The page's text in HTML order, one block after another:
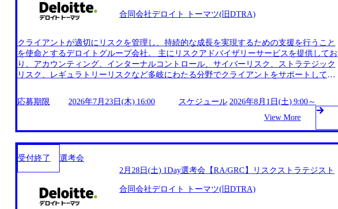
合同会社デロイト トーマツ(旧DTRA)
クライアントが適切にリスクを管理し、持続的な成長を実現するための支援を行うこと
を使命とするデロイトグループ会社。 主にリスクアドバイザリーサービスを提供してお
り、アカウンティング、インターナルコントロール、サイバーリスク、ストラテジック
リスク、レギュラトリーリスクなど多岐にわたる分野でクライアントをサポートしてい
8月1日(土) 9:00～19:00 2026年7月23日(木) 16:00 ※9:00～19:00の間で、1回につき1時間程
度の面接を想定しております。 ※2回面接を想定しており、1次面接合格時には、同日に
最終面接のご案内ならびに最終面接実施と致します。その為、ご予定は1日空けた状態で
ご参加いただけますと幸いです。 ※事前に書類選考、SPI試験(web)がございます。書類
経理を軸にしながら事業面・非財務情報・AIデジタルまでカバーする会計コンサルタン
ト ・【RA/FA&O】連結会計プロセス・システム コンサルタント/PMO(会計 × 経営 × DX
営 × DX で企業変革をリードする) ・【RA/FA&O】会計×デジタル領域(会計システム他)
のコンサルタント ・【RA/FA&O】IFRS導入プロジェクト コンサルタント/PMO(会計 ×
応募期限 2026年7月23日(木) 16:00 スケジュール 2026年8月1日(土) 9:00～
View More
受付終了
選考会
2月28日(土) 1Day選考会【RA/GRC】リスクストラテジスト
合同会社デロイト トーマツ(旧DTRA)